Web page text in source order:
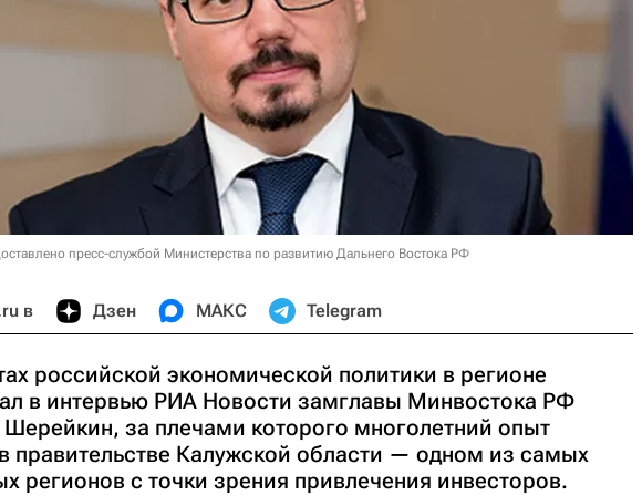
пресс-службой Министерства по развитию Дальнего Востока РФ
в Дзен МАКС Telegram
российской экономической политики в регионе
в интервью РИА Новости замглавы Минвостока РФ
за плечами которого многолетний опыт
правительстве Калужской области — одном из самых
регионов с точки зрения привлечения инвесторов.